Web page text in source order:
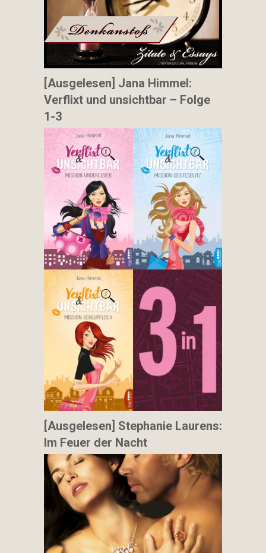
[Ausgelesen] Jana Himmel:
Verflixt und unsichtbar – Folge
1-3
[Ausgelesen] Stephanie Laurens:
Im Feuer der Nacht